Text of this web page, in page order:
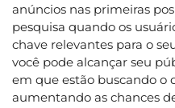
anúncios nas primeiras
pesquisa quando os
chave relevantes para o
você pode alcançar seu
em que estão buscando o
aumentando as chances